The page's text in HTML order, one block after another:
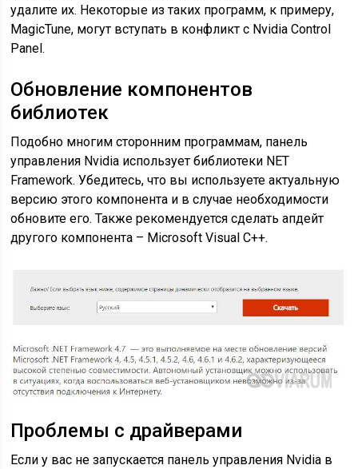
удалите их. Некоторые из таких программ, к примеру,
MagicTune, могут вступать в конфликт с Nvidia Control
Panel.
Обновление компонентов
библиотек
Подобно многим сторонним программам, панель
управления Nvidia использует библиотеки NET
Framework. Убедитесь, что вы используете актуальную
версию этого компонента и в случае необходимости
обновите его. Также рекомендуется сделать апдейт
другого компонента – Microsoft Visual C++.
Проблемы с драйверами
Если у вас не запускается панель управления Nvidia в